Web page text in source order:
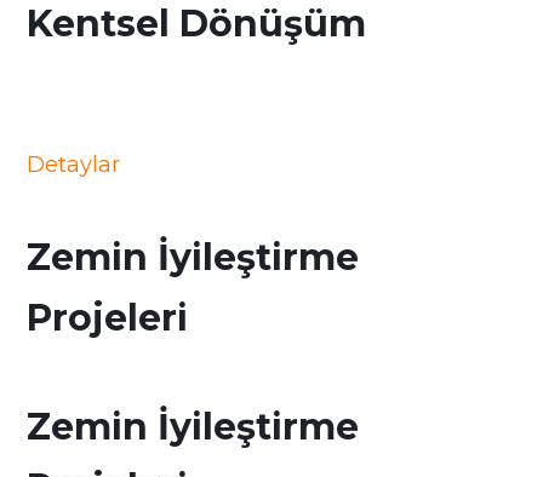
Kentsel Dönüşüm
Detaylar
Zemin İyileştirme
Projeleri
Zemin İyileştirme